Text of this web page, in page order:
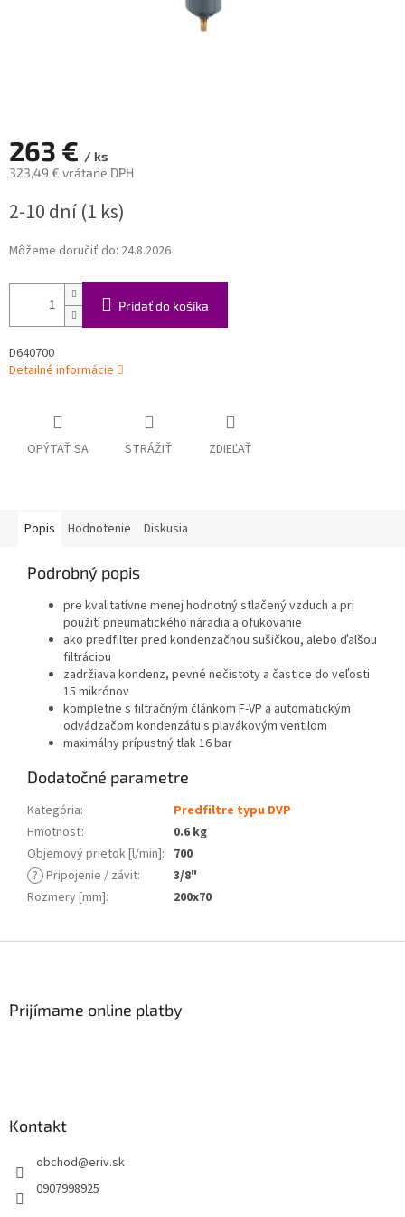
263 € / ks
323,49 € vrátane DPH
cena:
2-10 dní(1 ks)
Môžeme doručiť do: 24.8.2026
Pridať do košíka
D640700
Detailné informácie
OPÝTAŤ SA STRÁŽIŤ ZDIEĽAŤ
Popis Hodnotenie Diskusia
Podrobný popis
pre kvalitatívne menej hodnotný stlačený vzduch a pri
použití pneumatického náradia a ofukovanie
ako predfilter pred kondenzačnou sušičkou, alebo ďalšou
filtráciou
zadržiava kondenz, pevné nečistoty a častice do veľosti
15 mikrónov
kompletne s filtračným článkom F-VP a automatickým
odvádzačom kondenzátu s plavákovým ventilom
maximálny prípustný tlak 16 bar
Dodatočné parametre
Kategória:
Predfiltre typu DVP
Hmotnosť:
0.6 kg
Objemový prietok [l/min]: 700
? Pripojenie / závit:
3/8"
Rozmery [mm]: 200x70
Prijímame online platby
Kontakt
obchod@eriv.sk
0907998925